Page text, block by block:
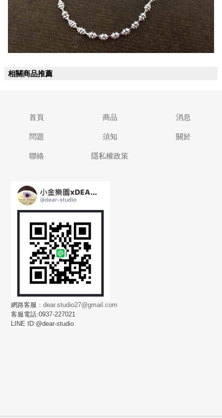
相關商品推薦
首頁 商品 消息
問題 須知 關於
聯絡 隱私權政策
網路客服：dear.studio27@gmail.com
客服電話:0937-227021
LINE ID:@dear-studio